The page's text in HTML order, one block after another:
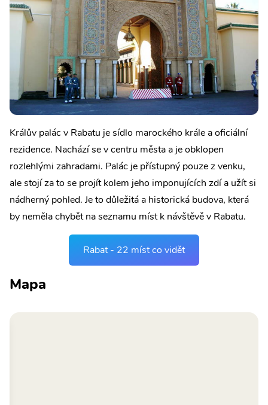
Králův palác v Rabatu je sídlo marockého krále a oficiální
rezidence. Nachází se v centru města a je obklopen
rozlehlými zahradami. Palác je přístupný pouze z venku,
ale stojí za to se projít kolem jeho imponujících zdí a užít si
nádherný pohled. Je to důležitá a historická budova, která
by neměla chybět na seznamu míst k návštěvě v Rabatu.
Rabat - 22 míst co vidět
Mapa